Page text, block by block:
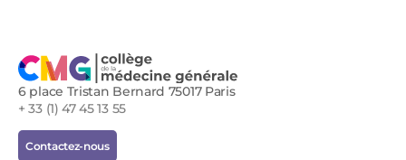
6 place Tristan Bernard 75017 Paris
+ 33 (1) 47 45 13 55
Contactez-nous